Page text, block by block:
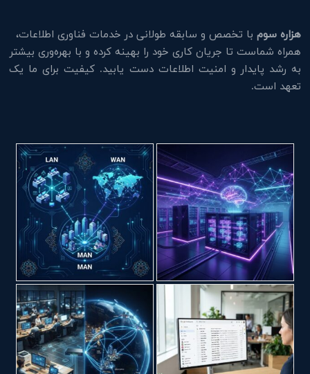
هزاره سوم با تخصص و سابقه طولانی در خدمات فناوری اطلاعات،
همراه شماست تا جریان کاری خود را بهینه کرده و با بهره‌وری بیشتر
به رشد پایدار و امنیت اطلاعات دست یابید. کیفیت برای ما یک
تعهد است.